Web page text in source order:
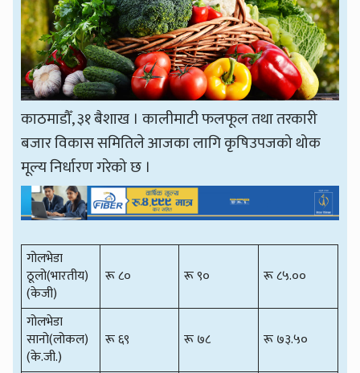
काठमाडौँ, ३१ बैशाख । कालीमाटी फलफूल तथा तरकारी
बजार विकास समितिले आजका लागि कृषिउपजको थोक
मूल्य निर्धारण गरेको छ ।
गोलभेडा
ठूलो(भारतीय)
(केजी)
रू ८० रू ९० रू ८५.००
गोलभेडा
सानो(लोकल)
(के.जी.)
रू ६९ रू ७८ रू ७३.५०